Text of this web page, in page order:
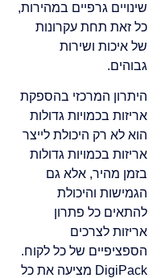
שינויים גרפיים במהירות,
כל זאת תחת עקרונות
של איכות ושירות
גבוהים.
היתרון המרכזי בהספקת
אריזות בכמויות גדולות
הוא לא רק היכולת לייצר
אריזות בכמויות גדולות
בזמן מהיר, אלא גם
הגמישות והיכולת
להתאים כל פתרון
אריזות לצרכים
הספציפיים של כל לקוח.
DigiPack מציעה את כל